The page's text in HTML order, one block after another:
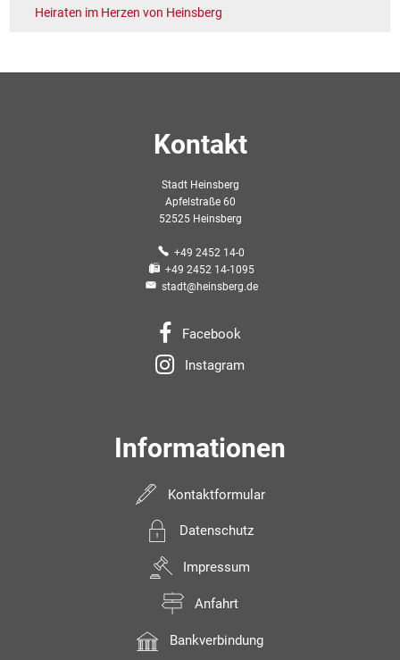
Heiraten im Herzen von Heinsberg
Kontakt
Stadt Heinsberg
Apfelstraße 60
52525 Heinsberg
+49 2452 14-0
+49 2452 14-1095
stadt@heinsberg.de
Facebook
Instagram
Informationen
Kontaktformular
Datenschutz
Impressum
Anfahrt
Bankverbindung